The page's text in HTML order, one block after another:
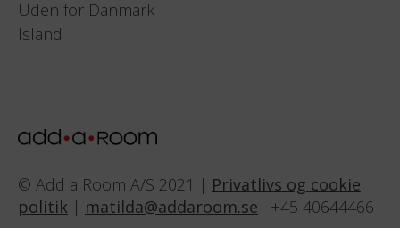
Uden for Danmark
Island
© Add a Room A/S 2021 | Privatlivs og cookie
politik | matilda@addaroom.se | +45 40644466